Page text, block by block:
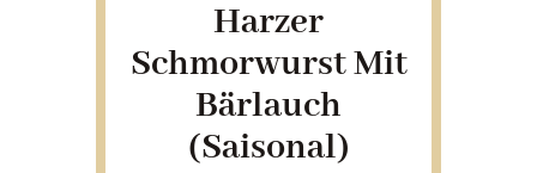
Harzer
Schmorwurst Mit
Bärlauch
(Saisonal)